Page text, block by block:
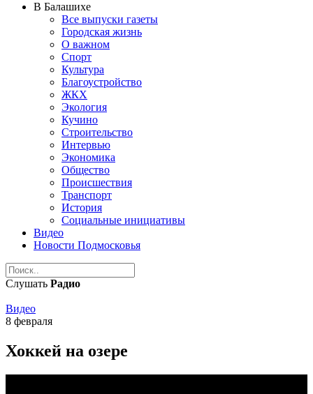
В Балашихе
Все выпуски газеты
Городская жизнь
О важном
Спорт
Культура
Благоустройство
ЖКХ
Экология
Кучино
Строительство
Интервью
Экономика
Общество
Происшествия
Транспорт
История
Социальные инициативы
Видео
Новости Подмосковья
Слушать Радио
Видео
8 февраля
Хоккей на озере